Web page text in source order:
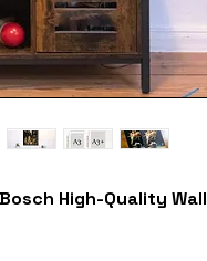
High-Quality Wall